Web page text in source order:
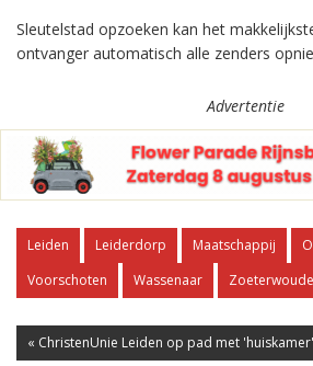
Sleutelstad opzoeken kan het
ontvanger automatisch alle zenders
Advertentie
Leiden Leiderdorp Maatschappij
Voorschoten
Wassenaar Zoeterwoude
« ChristenUnie Leiden op pad met 'huiskamer'